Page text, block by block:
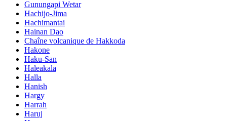
Gunungapi Wetar
Hachijo-Jima
Hachimantai
Hainan Dao
Chaîne volcanique de Hakkoda
Hakone
Haku-San
Haleakala
Halla
Hanish
Hargy
Harrah
Haruj